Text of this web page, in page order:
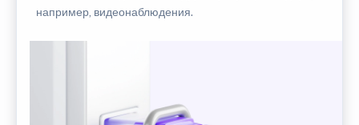
например, видеонаблюдения.